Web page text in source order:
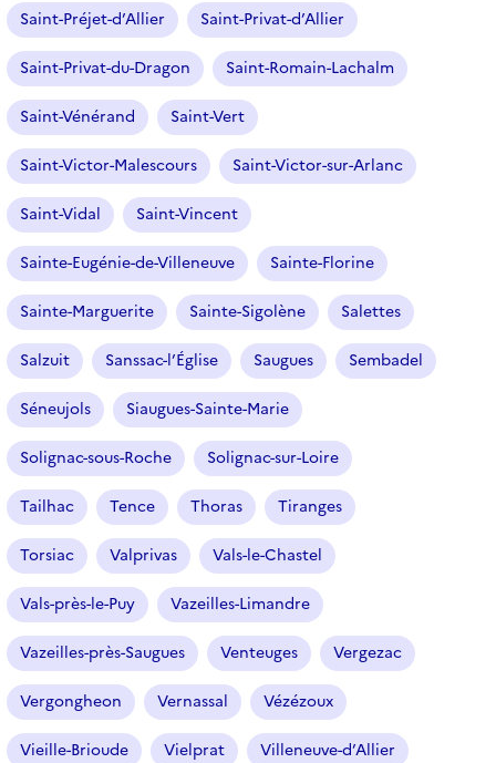
Saint-Préjet-d’Allier Saint-Privat-d’Allier
Saint-Privat-du-Dragon Saint-Romain-Lachalm
Saint-Vénérand Saint-Vert
Saint-Victor-Malescours Saint-Victor-sur-Arlanc
Saint-Vidal Saint-Vincent
Sainte-Eugénie-de-Villeneuve Sainte-Florine
Sainte-Marguerite Sainte-Sigolène Salettes
Salzuit Sanssac-l’Église Saugues Sembadel
Séneujols Siaugues-Sainte-Marie
Solignac-sous-Roche Solignac-sur-Loire
Tailhac Tence Thoras Tiranges
Torsiac Valprivas Vals-le-Chastel
Vals-près-le-Puy Vazeilles-Limandre
Vazeilles-près-Saugues Venteuges Vergezac
Vergongheon Vernassal Vézézoux
Vieille-Brioude Vielprat Villeneuve-d’Allier